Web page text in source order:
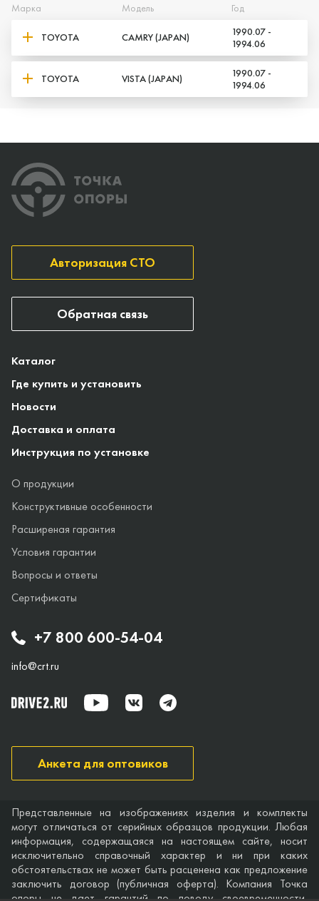
Марка Модель Год
TOYOTA CAMRY (JAPAN)
1990.07 -
1994.06
TOYOTA VISTA (JAPAN)
1990.07 -
1994.06
+7 800 600-54-04
info@crt.ru
Каталог
Где купить и установить
Новости
Доставка и оплата
Инструкция по установке
О продукции
Конструктивные особенности
Расширеная гарантия
Условия гарантии
Вопросы и ответы
Сертификаты
Авторизация СТО
Анкета для оптовиков
Обратная связь
Представленные на изображениях изделия и комплекты
могут отличаться от серийных образцов продукции. Любая
информация, содержащаяся на настоящем сайте, носит
исключительно справочный характер и ни при каких
обстоятельствах не может быть расценена как предложение
заключить договор (публичная оферта). Компания Точка
опоры не дает гарантий по поводу своевременности,